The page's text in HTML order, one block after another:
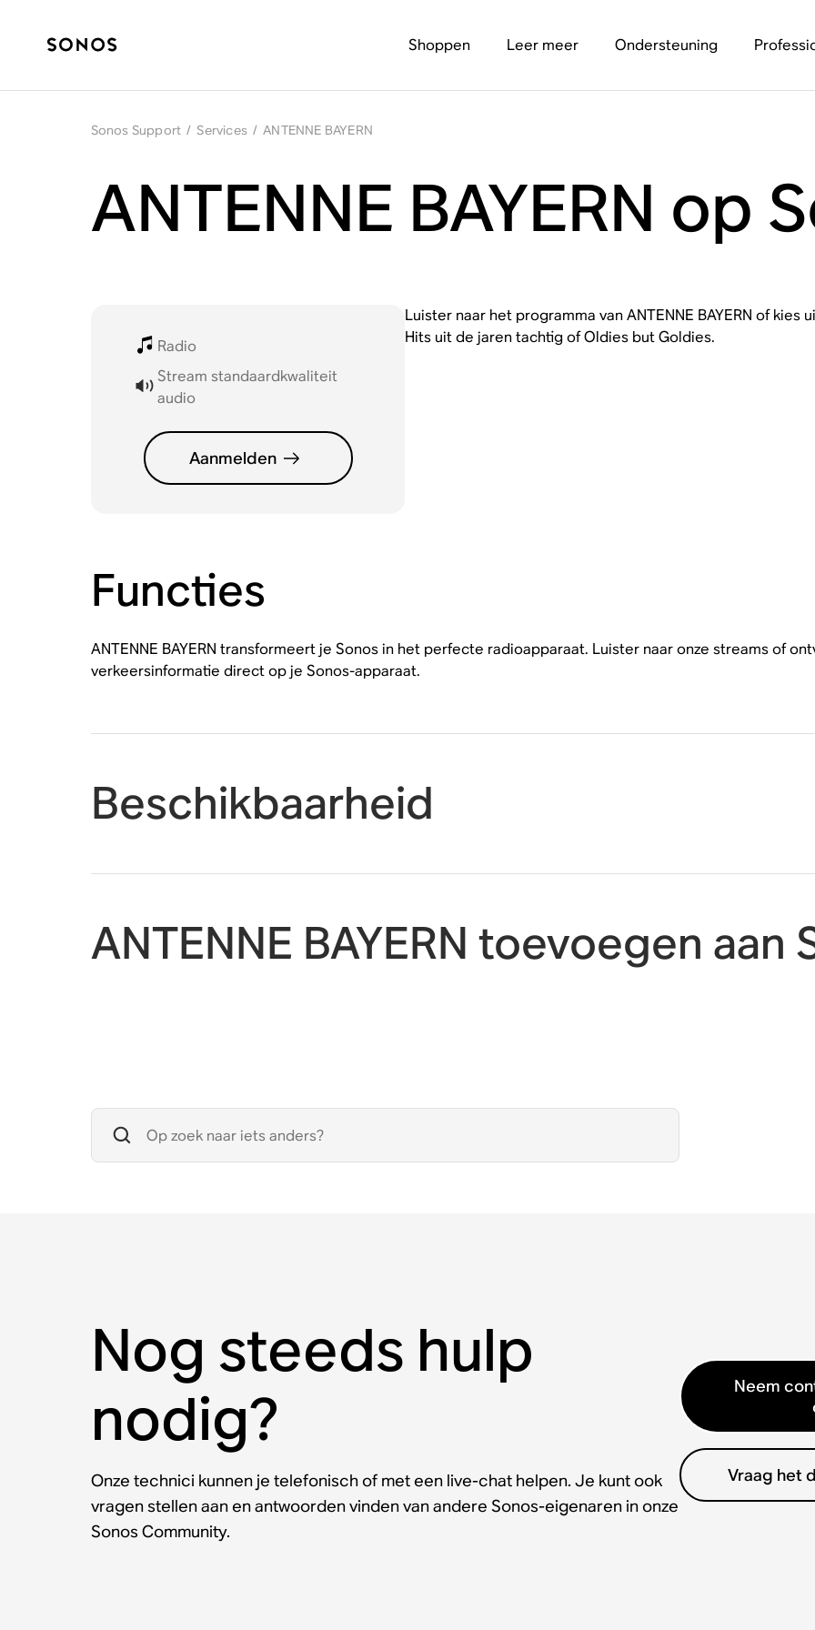
Shoppen Leer meer Ondersteuning
Sonos Support / Services / ANTENNE BAYERN
ANTENNE BAYERN op
Radio
Stream standaardkwaliteit
audio
Aanmelden
Luister naar het programma van ANTENNE BAYERN of kies
Hits uit de jaren tachtig of Oldies but Goldies.
Functies
ANTENNE BAYERN transformeert je Sonos in het perfecte radioapparaat. Luister naar onze streams of
verkeersinformatie direct op je Sonos-apparaat.
Beschikbaarheid
ANTENNE BAYERN toevoegen aan
Nog steeds hulp
nodig?
Onze technici kunnen je telefonisch of met een live-chat helpen. Je kunt ook
vragen stellen aan en antwoorden vinden van andere Sonos-eigenaren in onze
Sonos Community.
Neem
Vraag het